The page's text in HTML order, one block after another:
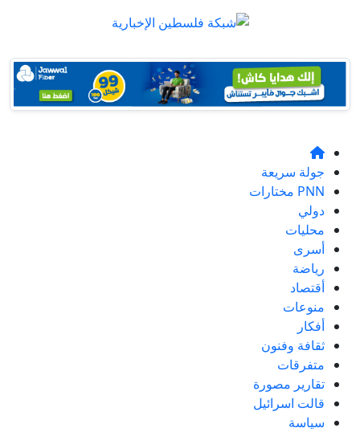
جولة سريعة
PNN مختارات
دولي
محليات
أسرى
رياضة
أقتصاد
منوعات
أفكار
ثقافة وفنون
متفرقات
تقارير مصورة
قالت اسرائيل
سياسة